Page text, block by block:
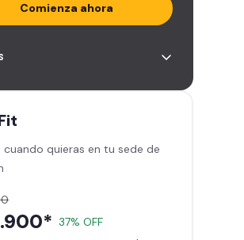
Comienza ahora
ilimitado a más de 2.000
a traer un invitado 5
Spa (Relájate en los sillones
especiales en marcas
Fit App (Tu plan de
personalizado)
cuando quieras en tu sede de
37% OFF